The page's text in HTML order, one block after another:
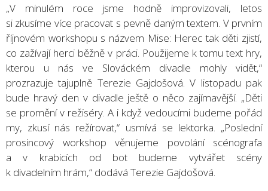
„V minulém roce jsme hodně improvizovali, letos
si zkusíme více pracovat s pevně daným textem. V prvním
říjnovém workshopu s názvem Mise: Herec tak děti zjistí,
co zažívají herci běžně v práci. Použijeme k tomu text hry,
kterou u nás ve Slováckém divadle mohly vidět,“
prozrazuje tajuplně Terezie Gajdošová. V listopadu pak
bude hravý den v divadle ještě o něco zajímavější. „Děti
se promění v režiséry. A i když vedoucími budeme pořád
my, zkusí nás režírovat,“ usmívá se lektorka. „Poslední
prosincový workshop věnujeme povolání scénografa
a v krabicích od bot budeme vytvářet scény
k divadelním hrám,“ dodává Terezie Gajdošová.